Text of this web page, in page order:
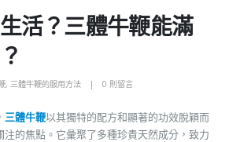
活？三體牛鞭能滿
, 三體牛鞭的服用方法 0 則留言
三體牛鞭以其獨特的配方和顯著的功效脫穎而
注的焦點。它彙聚了多種珍貴天然成分，致力